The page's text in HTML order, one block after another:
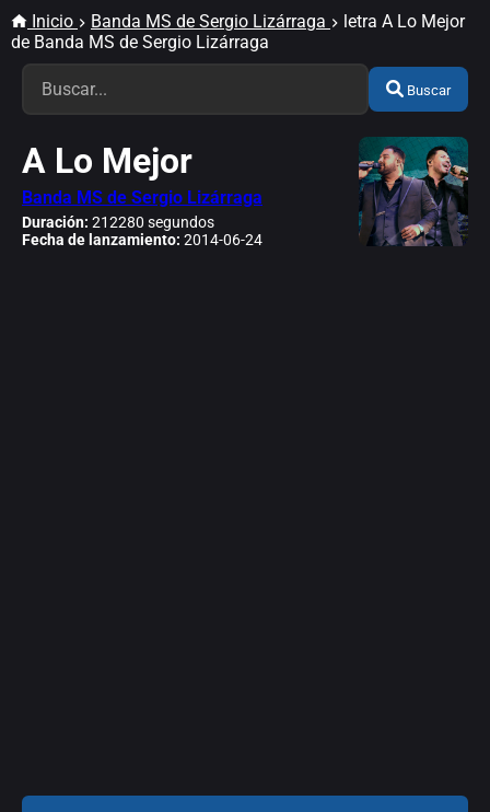
Inicio Banda MS de Sergio Lizárraga
letra A Lo Mejor
de Banda MS de Sergio Lizárraga
Buscar
A Lo Mejor
Banda MS de Sergio Lizárraga
Duración: 212280 segundos
Fecha de lanzamiento: 2014-06-24